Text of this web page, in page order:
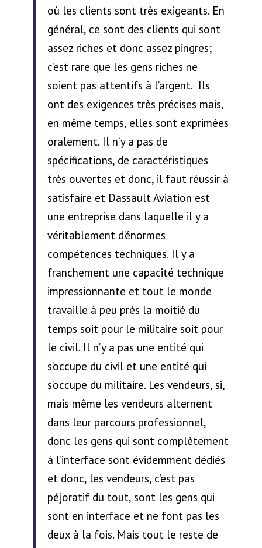
où les clients sont très exigeants. En
général, ce sont des clients qui sont
assez riches et donc assez pingres;
c’est rare que les gens riches ne
soient pas attentifs à l’argent. Ils
ont des exigences très précises mais,
en même temps, elles sont exprimées
oralement. Il n’y a pas de
spécifications, de caractéristiques
très ouvertes et donc, il faut réussir à
satisfaire et Dassault Aviation est
une entreprise dans laquelle il y a
véritablement d’énormes
compétences techniques. Il y a
franchement une capacité technique
impressionnante et tout le monde
travaille à peu près la moitié du
temps soit pour le militaire soit pour
le civil. Il n’y a pas une entité qui
s’occupe du civil et une entité qui
s’occupe du militaire. Les vendeurs, si,
mais même les vendeurs alternent
dans leur parcours professionnel,
donc les gens qui sont complètement
à l’interface sont évidemment dédiés
et donc, les vendeurs, c’est pas
péjoratif du tout, sont les gens qui
sont en interface et ne font pas les
deux à la fois. Mais tout le reste de